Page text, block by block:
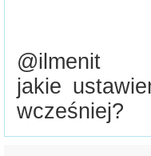
@ilmenit
jakie
wcześniej?